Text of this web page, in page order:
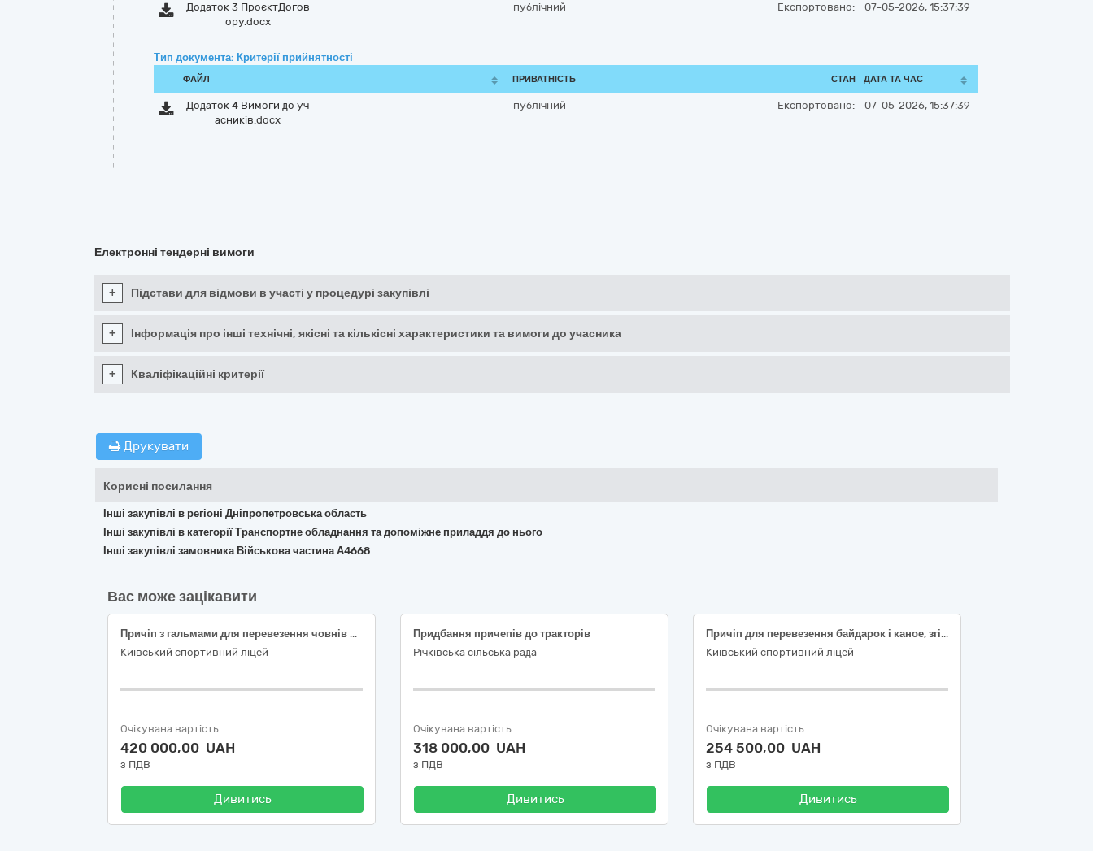
Додаток 3 ПроєктДогов
ору.docx
публічний Експортовано: 07-05-2026, 15:37:39
Тип документа: Критерії прийнятності
ФАЙЛ ПРИВАТНІСТЬ СТАН ДАТА ТА ЧАС
Додаток 4 Вимоги до уч
асників.docx
публічний Експортовано: 07-05-2026, 15:37:39
Електронні тендерні вимоги
+ Підстави для відмови в участі у процедурі закупівлі
+ Інформація про інші технічні, якісні та кількісні характеристики та вимоги до учасника
+ Кваліфікаційні критерії
Друкувати
Корисні посилання
Інші закупівлі в регіоні Дніпропетровська область
Інші закупівлі в категорії Транспортне обладнання та допоміжне приладдя до нього
Інші закупівлі замовника Військова частина А4668
Вас може зацікавити
Причіп з гальмами для перевезення човнів для веслування академічного, згідно код ДК 021:2015:34220000-5 (Причепи, напівпричепи та пересувні контейнери)
Київський спортивний ліцей
Очікувана вартість
420 000,00 UAH
з ПДВ
Дивитись
Придбання причепів до тракторів
Річківська сільська рада
Очікувана вартість
318 000,00 UAH
з ПДВ
Дивитись
Причіп для перевезення байдарок і каное, згідно код ДК 021:2015:34220000-5 (Причепи, напівпричепи та пересувні контейнери)
Київський спортивний ліцей
Очікувана вартість
254 500,00 UAH
з ПДВ
Дивитись